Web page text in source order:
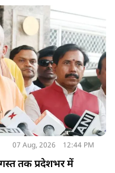
सुनिश्चित की जा सके.
07 Aug, 2026 12:44 PM
तक प्रदेशभर में